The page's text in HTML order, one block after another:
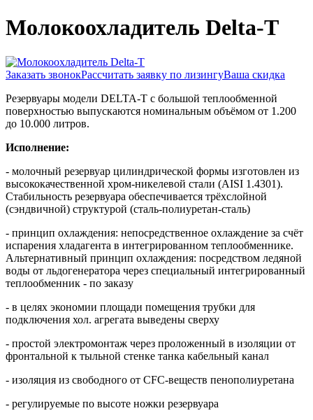
Молокоохладитель Delta-T
Заказать звонокРассчитать заявку по лизингуВаша скидка
Резервуары модели DELTA-T с большой теплообменной
поверхностью выпускаются номинальным объёмом от 1.200
до 10.000 литров.
Исполнение:
- молочный резервуар цилиндрической формы изготовлен из
высококачественной хром-никелевой стали (AISI 1.4301).
Стабильность резервуара обеспечивается трёхслойной
(сэндвичной) структурой (сталь-полиуретан-сталь)
- принцип охлаждения: непосредственное охлаждение за счёт
испарения хладагента в интегрированном теплообменнике.
Альтернативный принцип охлаждения: посредством ледяной
воды от льдогенератора через специальный интегрированный
теплообменник - по заказу
- в целях экономии площади помещения трубки для
подключения хол. агрегата выведены сверху
- простой электромонтаж через проложенный в изоляции от
фронтальной к тыльной стенке танка кабельный канал
- изоляция из свободного от CFC-веществ пенополиуретана
- регулируемые по высоте ножки резервуара